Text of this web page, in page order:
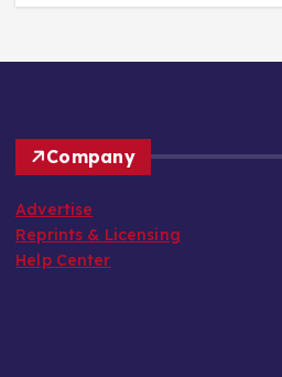
Company
Advertise
Reprints & Licensing
Help Center